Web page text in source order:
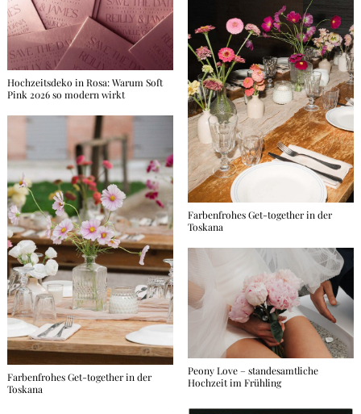
Hochzeitsdeko in Rosa: Warum Soft
Pink 2026 so modern wirkt
Farbenfrohes Get-together in der
Toskana
Farbenfrohes Get-together in der
Toskana
Peony Love – standesamtliche
Hochzeit im Frühling